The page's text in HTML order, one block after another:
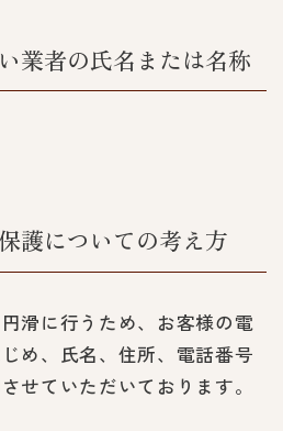
業者の氏名または名称
護についての考え方
滑に行うため、お客様の電
め、氏名、住所、電話番号
せていただいております。